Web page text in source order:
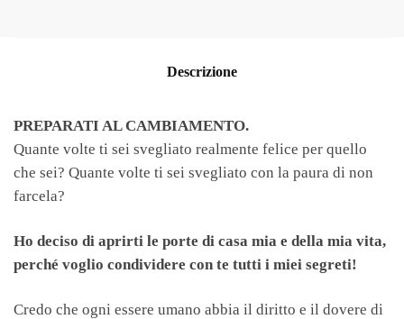
Descrizione
PREPARATI AL CAMBIAMENTO.
Quante volte ti sei svegliato realmente felice per quello
che sei? Quante volte ti sei svegliato con la paura di non
farcela?
Ho deciso di aprirti le porte di casa mia e della mia vita,
perché voglio condividere con te tutti i miei segreti!
Credo che ogni essere umano abbia il diritto e il dovere di